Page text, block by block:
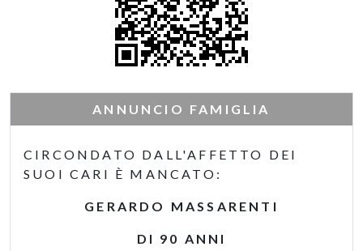
ANNUNCIO FAMIGLIA
CIRCONDATO DALL'AFFETTO DEI
SUOI CARI È MANCATO:
GERARDO MASSARENTI
DI 90 ANNI